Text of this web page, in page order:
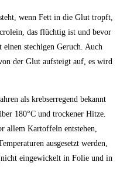
wenn Fett in die Glut tropft,
das flüchtig ist und bevor
stechigen Geruch. Auch
der Glut aufsteigt auf, es wird
als krebserregend bekannt
180°C und trockener Hitze.
allem Kartoffeln entstehen,
ausgesetzt werden,
eingewickelt in Folie und in